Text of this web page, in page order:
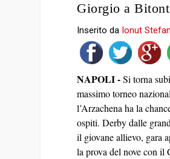
Giorgio a
Inserito da Ionut
NAPOLI -Si torna
massimo torneo
l’Arzachena ha la
ospiti. Derby dalle
il giovane allievo, gara
la prova del nove con il